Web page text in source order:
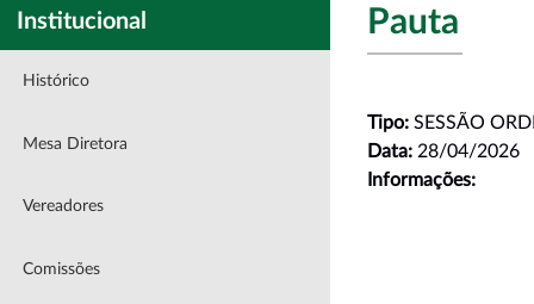
Institucional
Histórico
Mesa Diretora
Vereadores
Comissões
Pauta
Tipo: SESSÃO
Data: 28/04/2026
Informações: